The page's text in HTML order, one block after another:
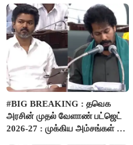
#BIG BREAKING : தவெக
அரசின் முதல் வேளாண் பட்ஜெட்
2026-27 : முக்கிய அம்சங்கள் ஓர்